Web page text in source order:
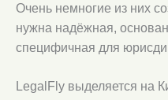
Очень немногие из них
нужна надёжная,
специфичная для
LegalFly выделяется на